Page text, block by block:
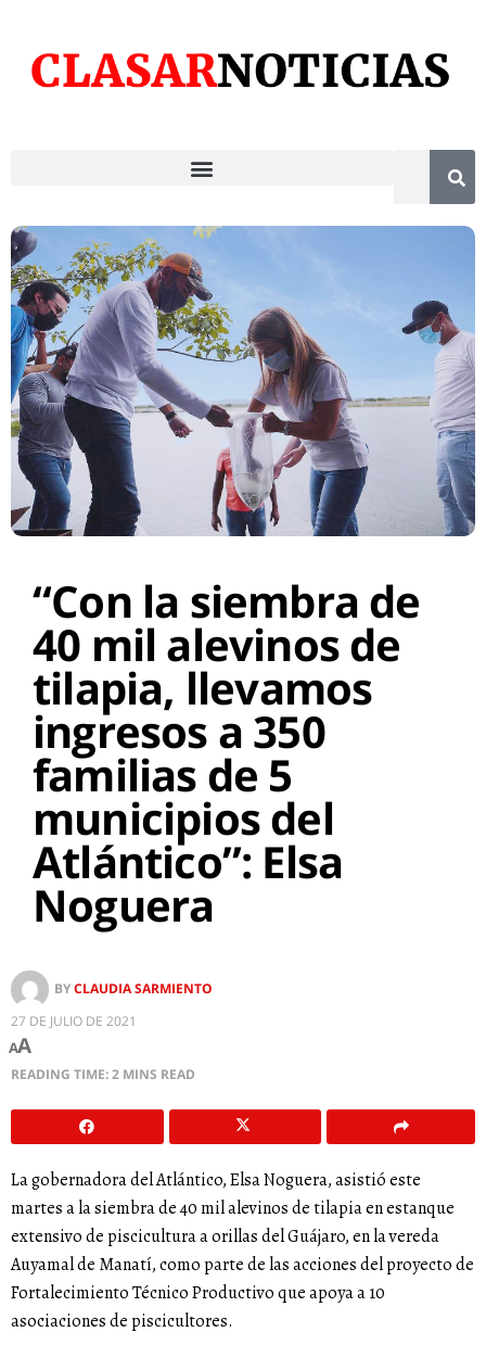
“Con la siembra de
40 mil alevinos de
tilapia, llevamos
ingresos a 350
familias de 5
municipios del
Atlántico”: Elsa
Noguera
BYCLAUDIA SARMIENTO
27 DE JULIO DE 2021
AA
READING TIME: 2 MINS READ
La gobernadora del Atlántico, Elsa Noguera, asistió este
martes a la siembra de 40 mil alevinos de tilapia en estanque
extensivo de piscicultura a orillas del Guájaro, en la vereda
Auyamal de Manatí, como parte de las acciones del proyecto de
Fortalecimiento Técnico Productivo que apoya a 10
asociaciones de piscicultores.